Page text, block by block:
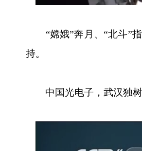
“嫦娥”奔月、“北斗”指
持。
中国光电子，武汉独树